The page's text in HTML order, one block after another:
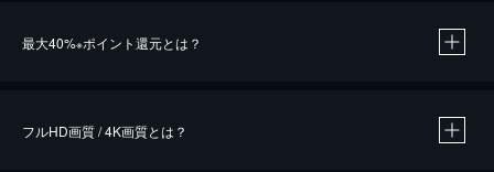
最大40%※ポイント還元とは？
フルHD画質 / 4K画質とは？